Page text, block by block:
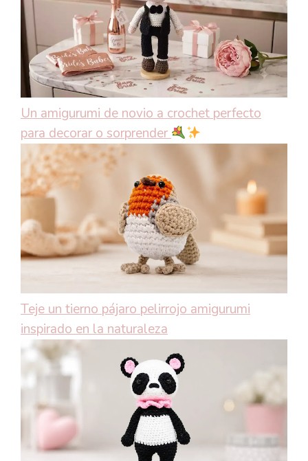
Un amigurumi de novio a crochet perfecto
para decorar o sorprender
Teje un tierno pájaro pelirrojo amigurumi
inspirado en la naturaleza